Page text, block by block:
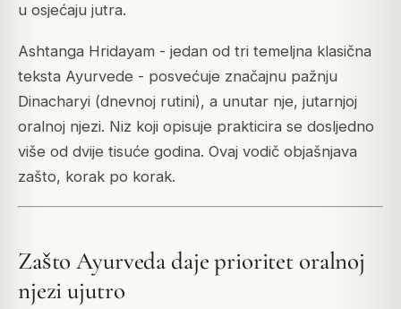
u osjećaju jutra.
Ashtanga Hridayam - jedan od tri temeljna klasična
teksta Ayurvede - posvećuje značajnu pažnju
Dinacharyi (dnevnoj rutini), a unutar nje, jutarnjoj
oralnoj njezi. Niz koji opisuje prakticira se dosljedno
više od dvije tisuće godina. Ovaj vodič objašnjava
zašto, korak po korak.
Zašto Ayurveda daje prioritet oralnoj
njezi ujutro